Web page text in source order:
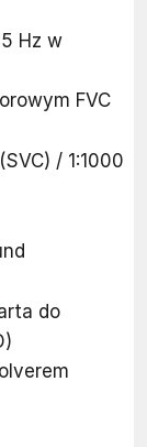
Hz w
FVC
/ 1:1000
do